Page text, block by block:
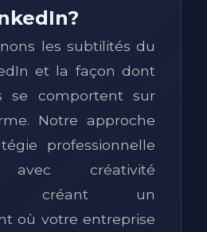
les subtilités du
et la façon dont
se comportent sur
Notre approche
professionnelle
avec créativité
créant un
où votre entreprise